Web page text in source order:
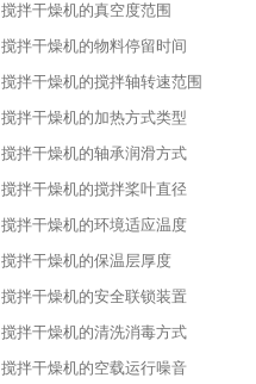
搅拌干燥机的真空度范围
搅拌干燥机的物料停留时间
搅拌干燥机的搅拌轴转速范围
搅拌干燥机的加热方式类型
搅拌干燥机的轴承润滑方式
搅拌干燥机的搅拌桨叶直径
搅拌干燥机的环境适应温度
搅拌干燥机的保温层厚度
搅拌干燥机的安全联锁装置
搅拌干燥机的清洗消毒方式
搅拌干燥机的空载运行噪音